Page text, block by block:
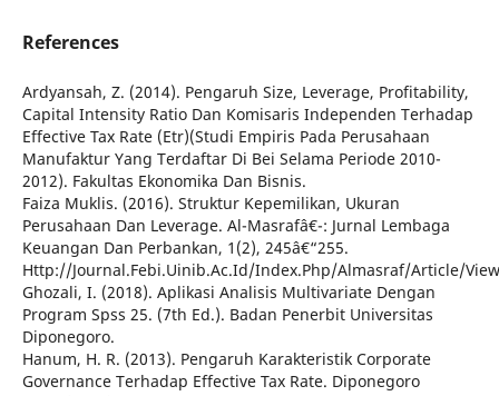
References
Ardyansah, Z. (2014). Pengaruh Size, Leverage, Profitability,
Capital Intensity Ratio Dan Komisaris Independen Terhadap
Effective Tax Rate (Etr)(Studi Empiris Pada Perusahaan
Manufaktur Yang Terdaftar Di Bei Selama Periode 2010-
2012). Fakultas Ekonomika Dan Bisnis.
Faiza Muklis. (2016). Struktur Kepemilikan, Ukuran
Perusahaan Dan Leverage. Al-Masrafâ€¯: Jurnal Lembaga
Keuangan Dan Perbankan, 1(2), 245â€“255.
Http://Journal.Febi.Uinib.Ac.Id/Index.Php/Almasraf/Article/
Ghozali, I. (2018). Aplikasi Analisis Multivariate Dengan
Program Spss 25. (7th Ed.). Badan Penerbit Universitas
Diponegoro.
Hanum, H. R. (2013). Pengaruh Karakteristik Corporate
Governance Terhadap Effective Tax Rate. Diponegoro